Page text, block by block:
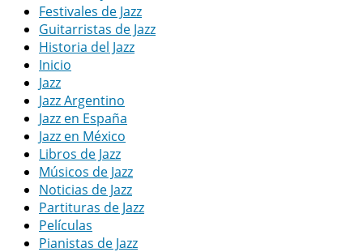
Festivales de Jazz
Guitarristas de Jazz
Historia del Jazz
Inicio
Jazz
Jazz Argentino
Jazz en España
Jazz en México
Libros de Jazz
Músicos de Jazz
Noticias de Jazz
Partituras de Jazz
Películas
Pianistas de Jazz